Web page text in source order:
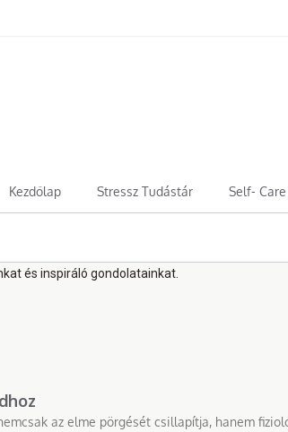
Kezdőlap Stressz Tudástár Self-
és inspiráló gondolatainkat.
az elme pörgését csillapítja, hanem